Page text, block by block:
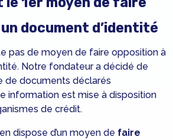
document d’identité
pas de moyen de faire opposition à
Notre fondateur a décidé de
de documents déclarés
information est mise à disposition
de crédit.
dispose d’un moyen de faire